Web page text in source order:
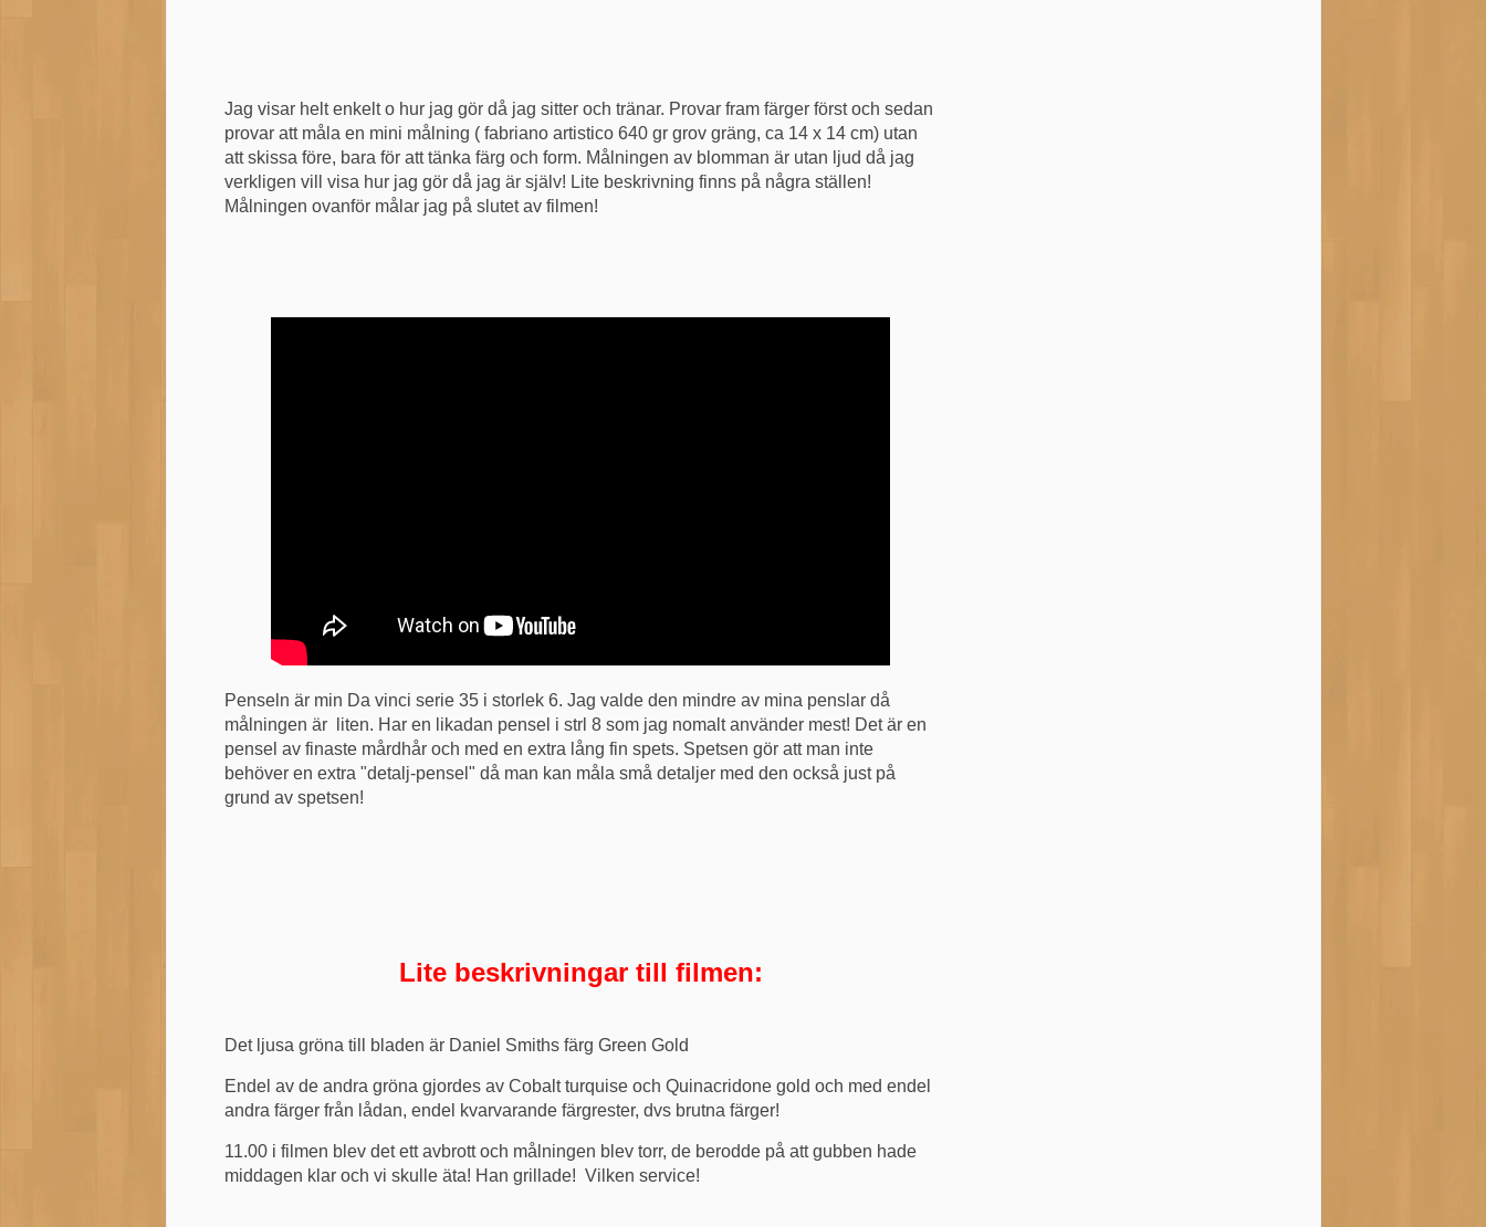
Jag visar helt enkelt o hur jag gör då jag sitter och tränar. Provar fram färger först och sedan
provar att måla en mini målning ( fabriano artistico 640 gr grov gräng, ca 14 x 14 cm) utan
att skissa före, bara för att tänka färg och form. Målningen av blomman är utan ljud då jag
verkligen vill visa hur jag gör då jag är själv! Lite beskrivning finns på några ställen!
Målningen ovanför målar jag på slutet av filmen!
Penseln är min Da vinci serie 35 i storlek 6. Jag valde den mindre av mina penslar då
målningen är liten. Har en likadan pensel i strl 8 som jag nomalt använder mest! Det är en
pensel av finaste mårdhår och med en extra lång fin spets. Spetsen gör att man inte
behöver en extra "detalj-pensel" då man kan måla små detaljer med den också just på
grund av spetsen!
Lite beskrivningar till filmen:
Det ljusa gröna till bladen är Daniel Smiths färg Green Gold
Endel av de andra gröna gjordes av Cobalt turquise och Quinacridone gold och med endel
andra färger från lådan, endel kvarvarande färgrester, dvs brutna färger!
11.00 i filmen blev det ett avbrott och målningen blev torr, de berodde på att gubben hade
middagen klar och vi skulle äta! Han grillade! Vilken service!